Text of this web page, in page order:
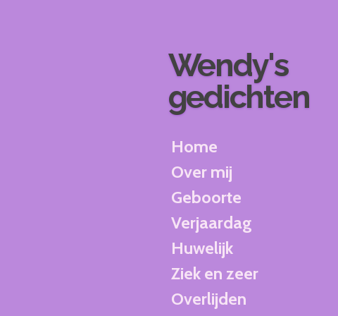
Wendy's
gedichten
Home
Over mij
Geboorte
Verjaardag
Huwelijk
Ziek en zeer
Overlijden